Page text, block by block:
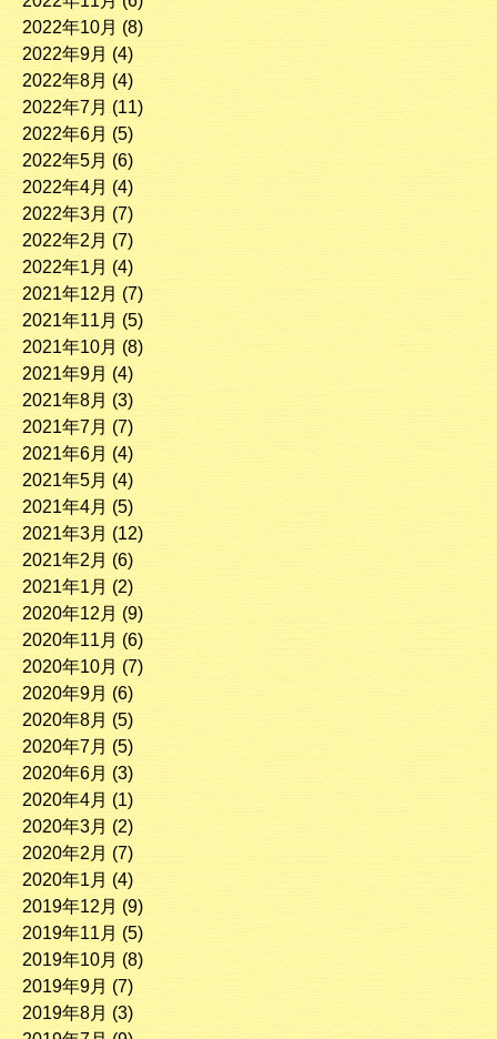
2022年10月 (8)
2022年9月 (4)
2022年8月 (4)
2022年7月 (11)
2022年6月 (5)
2022年5月 (6)
2022年4月 (4)
2022年3月 (7)
2022年2月 (7)
2022年1月 (4)
2021年12月 (7)
2021年11月 (5)
2021年10月 (8)
2021年9月 (4)
2021年8月 (3)
2021年7月 (7)
2021年6月 (4)
2021年5月 (4)
2021年4月 (5)
2021年3月 (12)
2021年2月 (6)
2021年1月 (2)
2020年12月 (9)
2020年11月 (6)
2020年10月 (7)
2020年9月 (6)
2020年8月 (5)
2020年7月 (5)
2020年6月 (3)
2020年4月 (1)
2020年3月 (2)
2020年2月 (7)
2020年1月 (4)
2019年12月 (9)
2019年11月 (5)
2019年10月 (8)
2019年9月 (7)
2019年8月 (3)